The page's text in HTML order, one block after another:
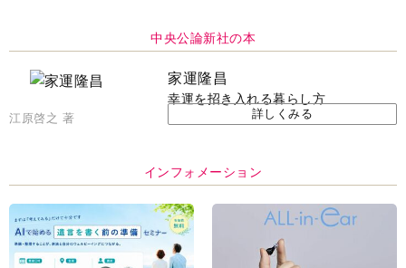
中央公論新社の本
家運隆昌
幸運を招き入れる暮らし方
江原啓之 著 詳しくみる
インフォメーション